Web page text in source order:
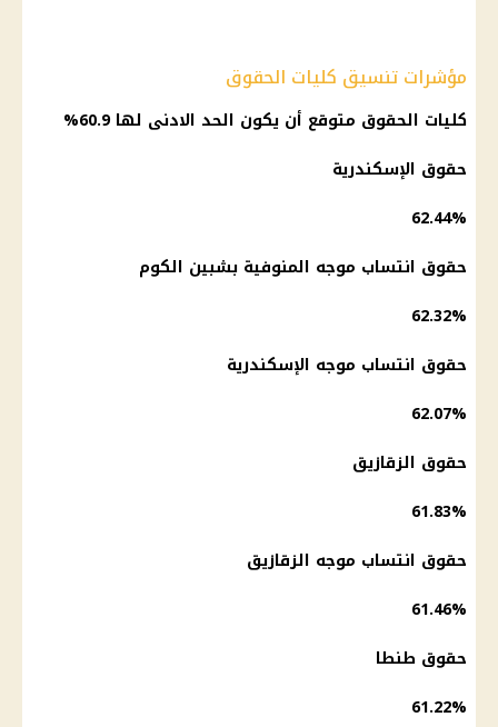
مؤشرات تنسيق كليات الحقوق
كليات الحقوق متوقع أن يكون الحد الادنى لها 60.9%
حقوق الإسكندرية
62.44%
حقوق انتساب موجه المنوفية بشبين الكوم
62.32%
حقوق انتساب موجه الإسكندرية
62.07%
حقوق الزقازيق
61.83%
حقوق انتساب موجه الزقازيق
61.46%
حقوق طنطا
61.22%